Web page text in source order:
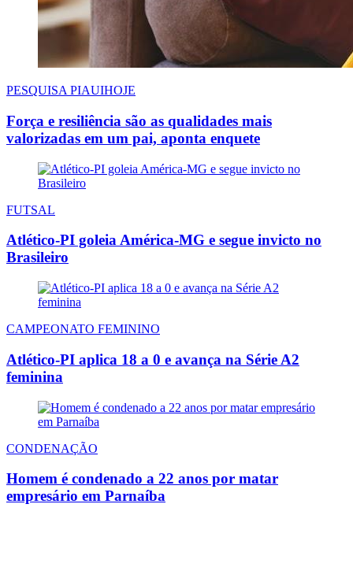
PESQUISA PIAUIHOJE
Força e resiliência são as qualidades mais
valorizadas em um pai, aponta enquete
FUTSAL
Atlético-PI goleia América-MG e segue invicto no
Brasileiro
CAMPEONATO FEMININO
Atlético-PI aplica 18 a 0 e avança na Série A2
feminina
CONDENAÇÃO
Homem é condenado a 22 anos por matar
empresário em Parnaíba